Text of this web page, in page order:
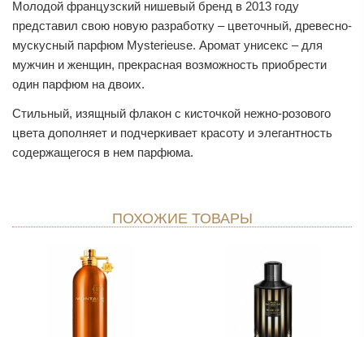
Молодой французский нишевый бренд в 2013 году
представил свою новую разработку – цветочный, древесно-
мускусный парфюм Mysterieuse. Аромат унисекс – для
мужчин и женщин, прекрасная возможность приобрести
один парфюм на двоих.
Стильный, изящный флакон с кисточкой нежно-розового
цвета дополняет и подчеркивает красоту и элегантность
содержащегося в нем парфюма.
ПОХОЖИЕ ТОВАРЫ